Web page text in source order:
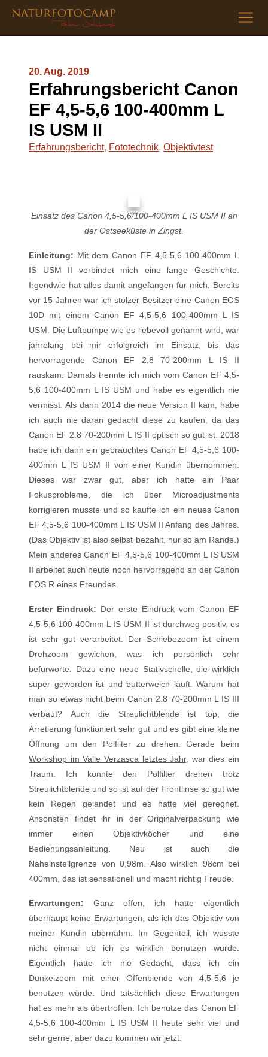
20. Aug. 2019
Erfahrungsbericht Canon
EF 4,5-5,6 100-400mm L
IS USM II
Erfahrungsbericht, Fototechnik, Objektivtest
Einsatz des Canon 4,5-5,6/100-400mm L IS USM II an
der Ostseeküste in Zingst.
Einleitung: Mit dem Canon EF 4,5-5,6 100-400mm L
IS USM II verbindet mich eine lange Geschichte.
Irgendwie hat alles damit angefangen für mich. Bereits
vor 15 Jahren war ich stolzer Besitzer eine Canon EOS
10D mit einem Canon EF 4,5-5,6 100-400mm L IS
USM. Die Luftpumpe wie es liebevoll genannt wird, war
jahrelang bei mir erfolgreich im Einsatz, bis das
hervorragende Canon EF 2,8 70-200mm L IS II
rauskam. Damals trennte ich mich vom Canon EF 4,5-
5,6 100-400mm L IS USM und habe es eigentlich nie
vermisst. Als dann 2014 die neue Version II kam, habe
ich auch nie daran gedacht diese zu kaufen, da das
Canon EF 2.8 70-200mm L IS II optisch so gut ist. 2018
habe ich dann ein gebrauchtes Canon EF 4,5-5,6 100-
400mm L IS USM II von einer Kundin übernommen.
Dieses war zwar gut, aber ich hatte ein Paar
Fokusprobleme, die ich über Microadjustments
korrigieren musste und so kaufte ich ein neues Canon
EF 4,5-5,6 100-400mm L IS USM II Anfang des Jahres.
(Das Objektiv ist also selbst bezahlt, nur so am Rande.)
Mein anderes Canon EF 4,5-5,6 100-400mm L IS USM
II arbeitet auch heute noch hervorragend an der Canon
EOS R eines Freundes.
Erster Eindruck: Der erste Eindruck vom Canon EF
4,5-5,6 100-400mm L IS USM II ist durchweg positiv, es
ist sehr gut verarbeitet. Der Schiebezoom ist einem
Drehzoom gewichen, was ich persönlich sehr
befürworte. Dazu eine neue Stativschelle, die wirklich
super geworden ist und butterweich läuft. Warum hat
man so etwas nicht beim Canon 2.8 70-200mm L IS III
verbaut? Auch die Streulichtblende ist top, die
Arretierung funktioniert sehr gut und es gibt eine kleine
Öffnung um den Polfilter zu drehen. Gerade beim
Workshop im Valle Verzasca letztes Jahr, war dies ein
Traum. Ich konnte den Polfilter drehen trotz
Streulichtblende und so ist auf der Frontlinse so gut wie
kein Regen gelandet und es hatte viel geregnet.
Ansonsten findet ihr in der Originalverpackung wie
immer einen Objektivköcher und eine
Bedienungsanleitung. Neu ist auch die
Naheinstellgrenze von 0,98m. Also wirklich 98cm bei
400mm, das ist sensationell und macht richtig Freude.
Erwartungen: Ganz offen, ich hatte eigentlich
überhaupt keine Erwartungen, als ich das Objektiv von
meiner Kundin übernahm. Im Gegenteil, ich wusste
nicht einmal ob ich es wirklich benutzen würde.
Eigentlich hätte ich nie Gedacht, dass ich ein
Dunkelzoom mit einer Offenblende von 4,5-5,6 je
benutzen würde. Und tatsächlich diese Erwartungen
hat es mehr als übertroffen. Ich benutze das Canon EF
4,5-5,6 100-400mm L IS USM II heute sehr viel und
sehr gerne, aber dazu kommen wir jetzt.